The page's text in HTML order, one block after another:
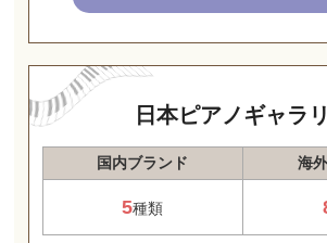
日本ピアノギャラ
国内ブランド 海
5種類